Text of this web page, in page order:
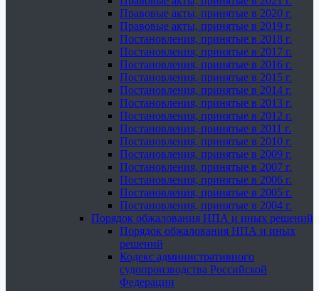
Правовые акты, принятые в 2020 г.
Правовые акты, принятые в 2019 г.
Постановления, принятые в 2018 г.
Постановления, принятые в 2017 г.
Постановления, принятые в 2016 г.
Постановления, принятые в 2015 г.
Постановления, принятые в 2014 г.
Постановления, принятые в 2013 г.
Постановления, принятые в 2012 г.
Постановления, принятые в 2011 г.
Постановления, принятые в 2010 г.
Постановления, принятые в 2009 г.
Постановления, принятые в 2007 г.
Постановления, принятые в 2006 г.
Постановления, принятые в 2005 г.
Постановления, принятые в 2004 г.
Порядок обжалования НПА и иных решений
Порядок обжалования НПА и иных
решений
Кодекс административного
судопроизводства Российской
Федерации